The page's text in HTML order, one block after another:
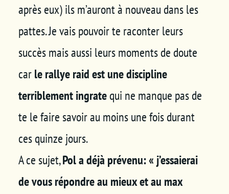
après eux) ils m’auront à nouveau dans les
pattes. Je vais pouvoir te raconter leurs
succès mais aussi leurs moments de doute
carle rallye raid est une discipline
terriblement ingratequi ne manque pas de
te le faire savoir au moins une fois durant
ces quinze jours.
A ce sujet,Pol a déjà prévenu: « j’essaierai
de vous répondre au mieux et au max